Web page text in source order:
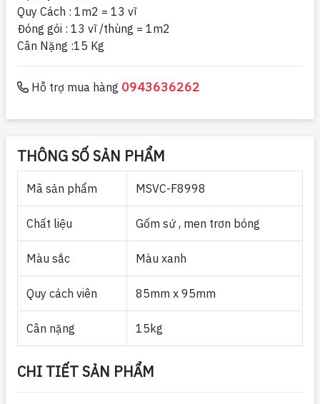
Quy Cách : 1m2 = 13 vĩ
Đóng gói : 13 vĩ /thùng = 1m2
Cân Nặng :15 Kg
Hỗ trợ mua hàng 0943636262
THÔNG SỐ SẢN PHẨM
Mã sản phẩm MSVC-F8998
Chất liệu Gốm sứ , men trơn bóng
Màu sắc Màu xanh
Quy cách viên 85mm x 95mm
Cân nặng 15kg
CHI TIẾT SẢN PHẨM